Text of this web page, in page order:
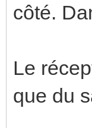
côté.
Le
que du